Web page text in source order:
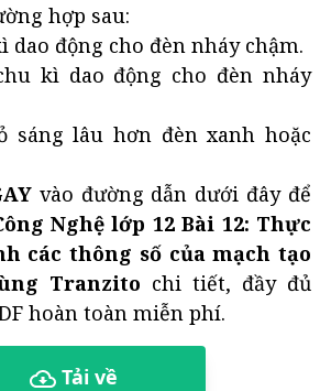
hợp sau:
động cho đèn nháy chậm.
kì dao động cho đèn nháy
lâu hơn đèn xanh hoặc
vào đường dẫn dưới đây để
Nghệ lớp 12 Bài 12: Thực
các thông số của mạch tạo
Tranzito chi tiết, đầy đủ
hoàn toàn miễn phí.
Tải về